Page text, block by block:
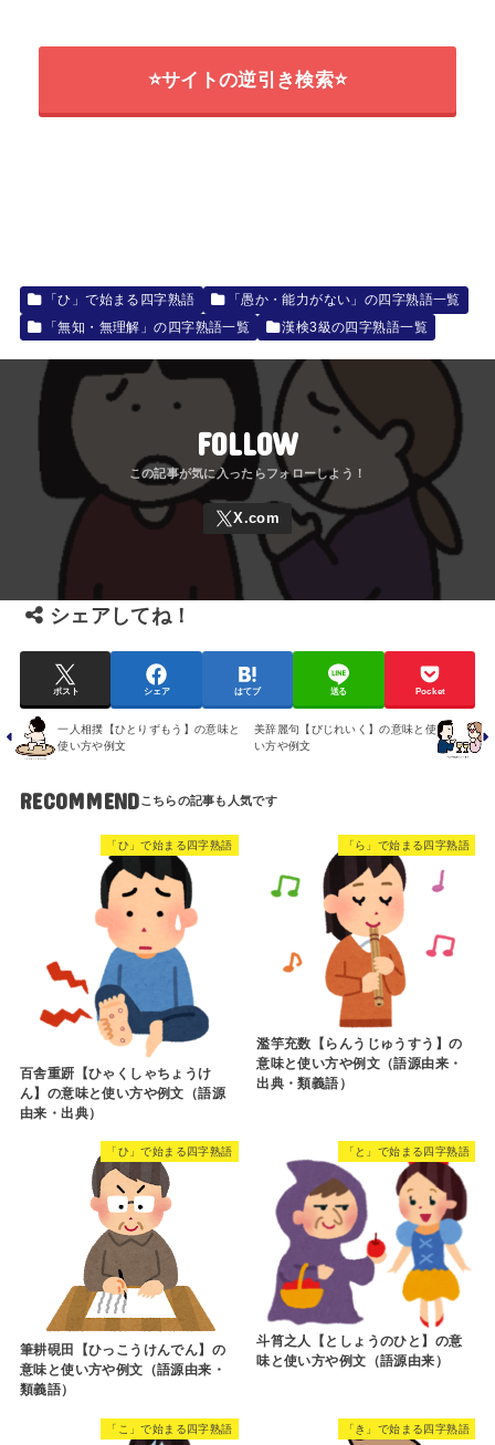
⭐サイトの逆引き検索⭐
「ひ」で始まる四字熟語
「愚か・能力がない」の四字熟語一覧
「無知・無理解」の四字熟語一覧
漢検3級の四字熟語一覧
FOLLOW
シェアしてね！
ポスト シェア はてブ 送る Pocket
一人相撲【ひとりずもう】の意味と
使い方や例文
美辞麗句【びじれいく】の意味と使
い方や例文
RECOMMEND
「ひ」で始まる四字熟語
百舎重趼【ひゃくしゃちょうけ
ん】の意味と使い方や例文（語源
由来・出典）
「ら」で始まる四字熟語
濫竽充数【らんうじゅうすう】の
意味と使い方や例文（語源由来・
出典・類義語）
「ひ」で始まる四字熟語
筆耕硯田【ひっこうけんでん】の
意味と使い方や例文（語源由来・
類義語）
「と」で始まる四字熟語
斗筲之人【としょうのひと】の意
味と使い方や例文（語源由来）
「こ」で始まる四字熟語 「き」で始まる四字熟語